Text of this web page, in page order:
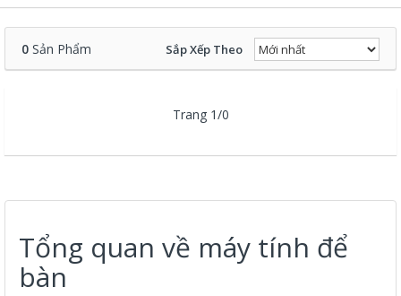
0 Sản Phẩm Sắp Xếp Theo
Trang 1/0
Tổng quan về máy tính để
bàn